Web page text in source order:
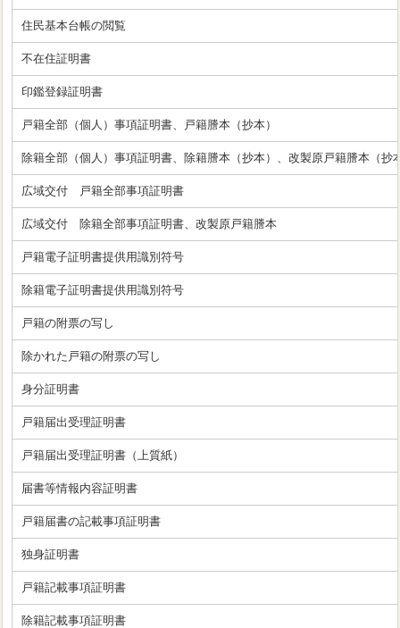
住民基本台帳の閲覧
不在住証明書
印鑑登録証明書
戸籍全部（個人）事項証明書、戸籍謄本（抄本）
除籍全部（個人）事項証明書、除籍謄本（抄本）、改製原戸籍謄本（抄
広域交付 戸籍全部事項証明書
広域交付 除籍全部事項証明書、改製原戸籍謄本
戸籍電子証明書提供用識別符号
除籍電子証明書提供用識別符号
戸籍の附票の写し
除かれた戸籍の附票の写し
身分証明書
戸籍届出受理証明書
戸籍届出受理証明書（上質紙）
届書等情報内容証明書
戸籍届書の記載事項証明書
独身証明書
戸籍記載事項証明書
除籍記載事項証明書